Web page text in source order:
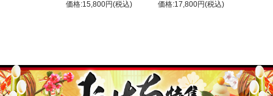
価格:15,800円(税込) 価格:17,800円(税込)